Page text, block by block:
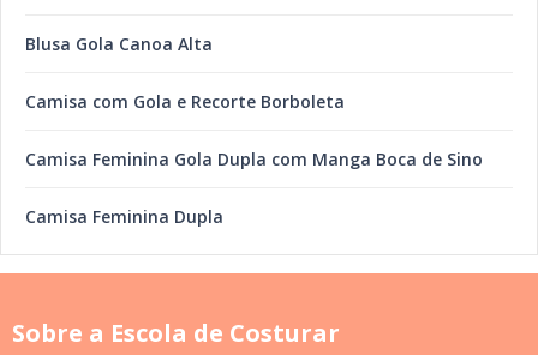
Blusa Gola Canoa Alta
Camisa com Gola e Recorte Borboleta
Camisa Feminina Gola Dupla com Manga Boca de Sino
Camisa Feminina Dupla
Sobre a Escola de Costurar